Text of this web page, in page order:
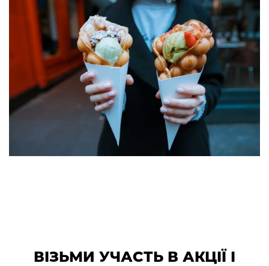
ВІЗЬМИ УЧАСТЬ В АКЦІЇ І